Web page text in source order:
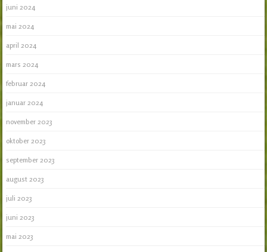
juni 2024
mai 2024
april 2024
mars 2024
februar 2024
januar 2024
november 2023
oktober 2023
september 2023
august 2023
juli 2023
juni 2023
mai 2023